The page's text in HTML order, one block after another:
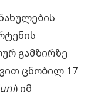
გამზირზე
ცნობილ 17
) იმ